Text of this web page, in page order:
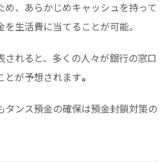
め、あらかじめキャッシュを持って
生活費に当てることが可能。
されると、多くの人々が銀行の窓口
とが予想されます。
タンス預金の確保は預金封鎖対策の